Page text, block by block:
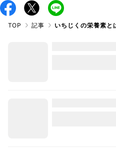
TOP 記事 いちじくの栄養素と